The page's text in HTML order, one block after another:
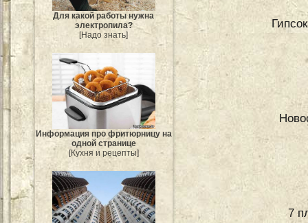
Для какой работы нужна
электропила?
[Надо знать]
Информация про фритюрницу на
одной странице
[Кухня и рецепты]
7